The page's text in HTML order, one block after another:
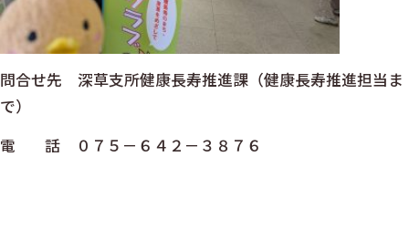
問合せ先 深草支所健康長寿推進課（健康長寿推進担当ま
で）
電 話 ０７５－６４２－３８７６